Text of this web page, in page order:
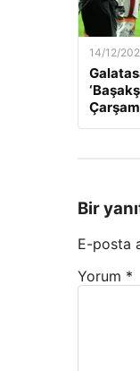
14/12/
Bir
E-posta
Yorum *